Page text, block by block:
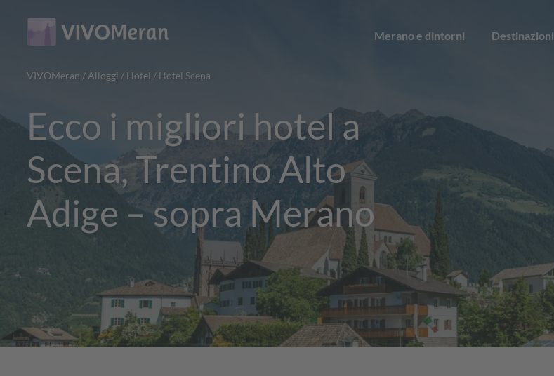
content
navigation
Merano e dintorni Destinazioni
VIVOMeran / Alloggi / Hotel / Hotel Scena
Ecco i migliori hotel a
Scena, Trentino Alto
Adige – sopra Merano